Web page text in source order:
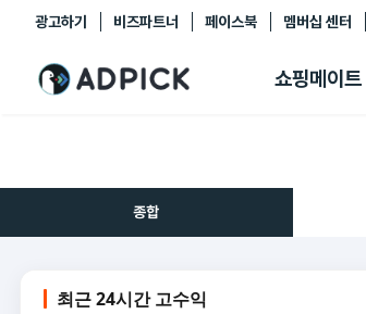
광고하기 비즈파트너 페이스북 멤버십 센터
쇼핑메이트
추천상품
쇼핑 에이전트
마이숍
종합
최근 24시간 고수익